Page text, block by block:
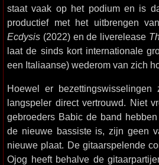
staat vaak op het podium en is
productief met het uitbrengen
Ecdysis (2022) en de liverelease
laat de sinds kort internationale
een Italiaanse) wederom van zich
Hoewel er
langspeler direct vertrouwd. Niet
gebroeders Babic de band
de nieuwe bassiste is, zijn geen
nieuwe plaat. De gitaarspelende
Ojog heeft behalve de